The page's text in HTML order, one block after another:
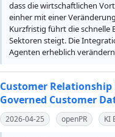
dass die wirtschaftlichen
einher mit einer
Kurzfristig führt die schnelle
Sektoren steigt. Die
Agenten erheblich
Customer Relationship
Governed Customer
2026-04-25 openPR KI